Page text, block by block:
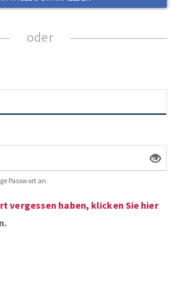
Passwort an.
vergessen haben, klicken Sie hier